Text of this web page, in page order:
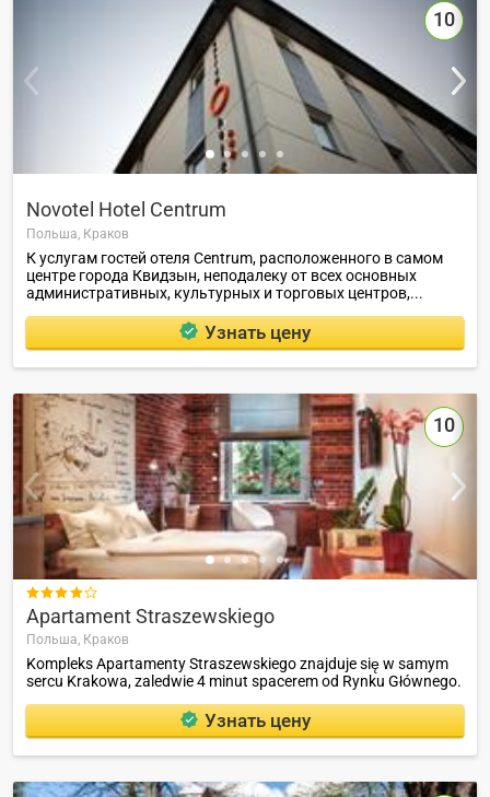
10
Novotel Hotel Centrum
Польша, Краков
К услугам гостей отеля Centrum, расположенного в самом
центре города Квидзын, неподалеку от всех основных
административных, культурных и торговых центров,...
Узнать цену
10

Apartament Straszewskiego
Польша, Краков
Kompleks Apartamenty Straszewskiego znajduje się w samym
sercu Krakowa, zaledwie 4 minut spacerem od Rynku Głównego.
Узнать цену